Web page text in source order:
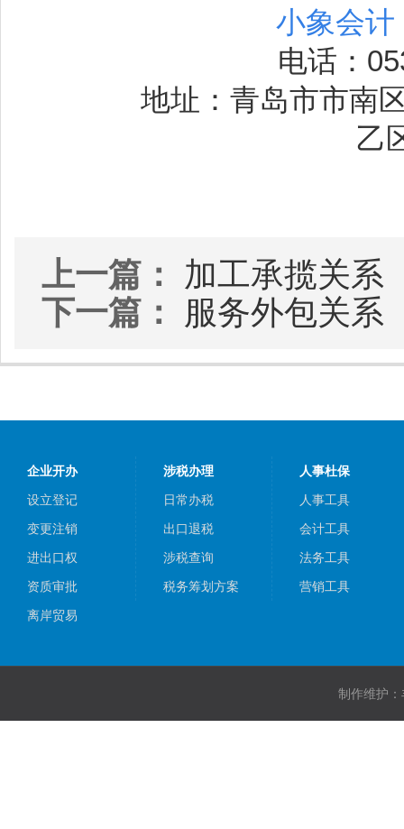
小象会计
电话：
地址：青岛市市南
乙
上一篇：
加工承揽关系
下一篇：
服务外包关系
企业开办
设立登记
变更注销
进出口权
资质审批
离岸贸易
涉税办理
日常办税
出口退税
涉税查询
税务筹划方案
人事杜保
人事工具
会计工具
法务工具
营销工具
制作维护